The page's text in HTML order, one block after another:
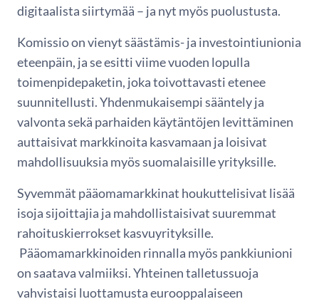
digitaalista siirtymää – ja nyt myös puolustusta.
Komissio on vienyt säästämis- ja investointiunionia
eteenpäin, ja se esitti viime vuoden lopulla
toimenpidepaketin, joka toivottavasti etenee
suunnitellusti. Yhdenmukaisempi sääntely ja
valvonta sekä parhaiden käytäntöjen levittäminen
auttaisivat markkinoita kasvamaan ja loisivat
mahdollisuuksia myös suomalaisille yrityksille.
Syvemmät pääomamarkkinat houkuttelisivat lisää
isoja sijoittajia ja mahdollistaisivat suuremmat
rahoituskierrokset kasvuyrityksille.
Pääomamarkkinoiden rinnalla myös pankkiunioni
on saatava valmiiksi. Yhteinen talletussuoja
vahvistaisi luottamusta eurooppalaiseen